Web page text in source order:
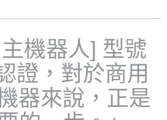
機器人] 型號
證，對於商用
器來說，正是